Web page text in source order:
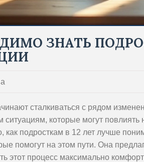
ЗНАТЬ
сталкиваться с рядом
ситуациям, которые могут
как подросткам в 12 лет лучше
помогут на этом пути. Она
этот процесс максимально